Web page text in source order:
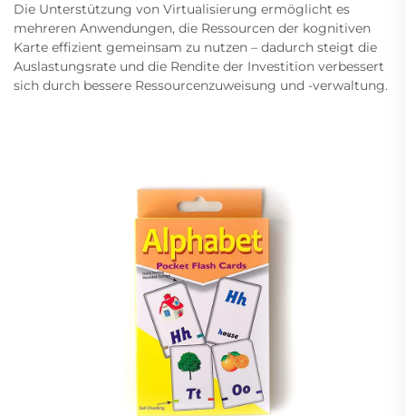
Die Unterstützung von Virtualisierung ermöglicht es
mehreren Anwendungen, die Ressourcen der kognitiven
Karte effizient gemeinsam zu nutzen – dadurch steigt die
Auslastungsrate und die Rendite der Investition verbessert
sich durch bessere Ressourcenzuweisung und -verwaltung.